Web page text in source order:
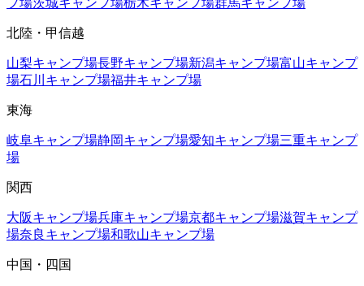
北陸・甲信越
山梨キャンプ場長野キャンプ場新潟キャンプ場富山キャンプ
場石川 キャンプ場福井キャンプ場
東海
岐阜キャンプ場静岡キャンプ場愛知キャンプ場三重キャンプ
場
関西
大阪キャンプ場兵庫キャンプ場京都キャンプ場滋賀キャンプ
場奈良 キャンプ場和歌山キャンプ場
中国・四国